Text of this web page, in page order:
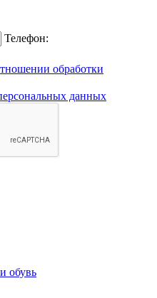
Телефон:
обработки
данных
обувь